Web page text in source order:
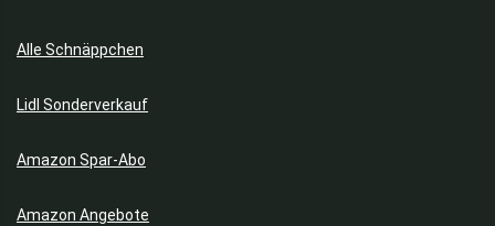
Alle Schnäppchen
Lidl Sonderverkauf
Amazon Spar-Abo
Amazon Angebote